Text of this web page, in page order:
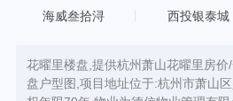
海威叁拾浔 西投银泰城
花曜里楼盘,提供杭州萧山花曜里房
盘户型图,项目地址位于:杭州市萧山